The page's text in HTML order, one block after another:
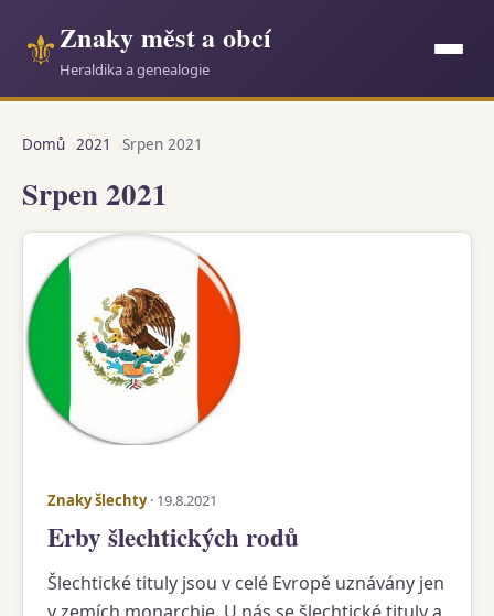
⚜Znaky měst a obcí
Heraldika a genealogie
Domů 2021 Srpen 2021
Srpen 2021
Znaky šlechty· 19.8.2021
Erby šlechtických rodů
Šlechtické tituly jsou v celé Evropě uznávány jen